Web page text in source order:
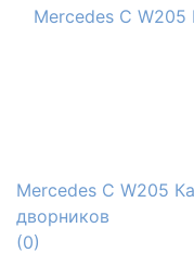
Mercedes C W205
дворников
(0)